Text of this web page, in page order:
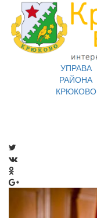
УПРАВА
РАЙОНА
КРЮКОВО